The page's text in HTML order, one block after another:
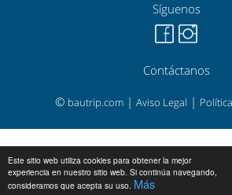
Este sitio web utiliza cookies para obtener la mejor
experiencia en nuestro sitio web. Si continúa navegando,
consideramos que acepta su uso. Más
Síguenos
Contáctanos
© bautrip.com | Aviso Legal |